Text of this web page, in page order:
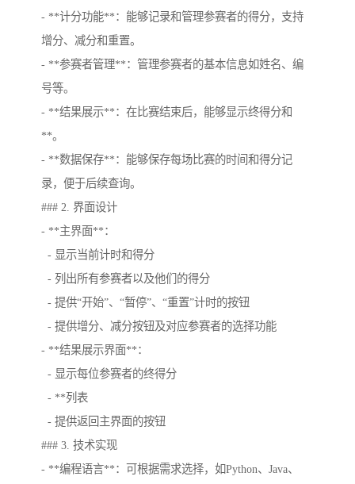
- **计分功能**：能够记录和管理参赛者的得分，支持
增分、减分和重置。
- **参赛者管理**：管理参赛者的基本信息如姓名、编
号等。
- **结果展示**：在比赛结束后，能够显示终得分和
**。
- **数据保存**：能够保存每场比赛的时间和得分记
录，便于后续查询。
### 2. 界面设计
- **主界面**：
- 显示当前计时和得分
- 列出所有参赛者以及他们的得分
- 提供“开始”、“暂停”、“重置”计时的按钮
- 提供增分、减分按钮及对应参赛者的选择功能
- **结果展示界面**：
- 显示每位参赛者的终得分
- **列表
- 提供返回主界面的按钮
### 3. 技术实现
- **编程语言**：可根据需求选择，如Python、Java、